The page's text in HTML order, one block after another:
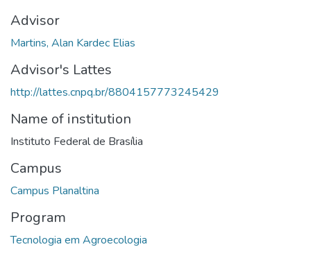
Advisor
Martins, Alan Kardec Elias
Advisor's Lattes
http://lattes.cnpq.br/8804157773245429
Name of institution
Instituto Federal de Brasília
Campus
Campus Planaltina
Program
Tecnologia em Agroecologia